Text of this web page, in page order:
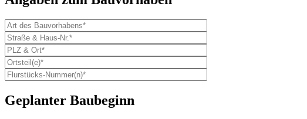
Geplanter Baubeginn